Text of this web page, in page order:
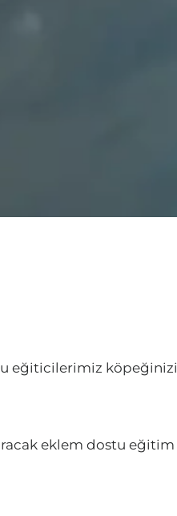
eğiticilerimiz
eklem dostu eğitim